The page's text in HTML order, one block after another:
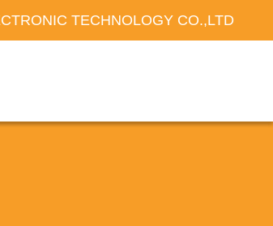
TECHNOLOGY CO.,LTD